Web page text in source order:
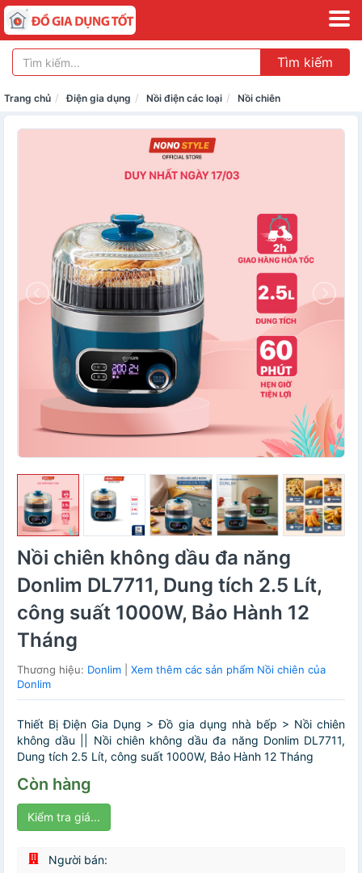
Tìm kiếm
Trang chủ Điện gia dụng Nồi điện các loại Nồi chiên
Nồi chiên không dầu đa năng
Donlim DL7711, Dung tích 2.5 Lít,
công suất 1000W, Bảo Hành 12
Tháng
Thương hiệu: Donlim
Xem thêm các sản phẩm Nồi chiên của
Donlim
Thiết Bị Điện Gia Dụng > Đồ gia dụng nhà bếp > Nồi chiên
không dầu || Nồi chiên không dầu đa năng Donlim DL7711,
Dung tích 2.5 Lít, công suất 1000W, Bảo Hành 12 Tháng
Còn hàng
Kiểm tra giá...
Người bán: